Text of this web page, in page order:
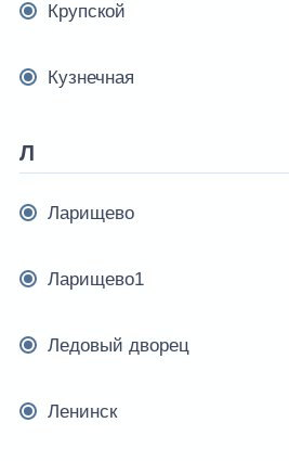
Крупской
Кузнечная
Л
Ларищево
Ларищево1
Ледовый дворец
Ленинск